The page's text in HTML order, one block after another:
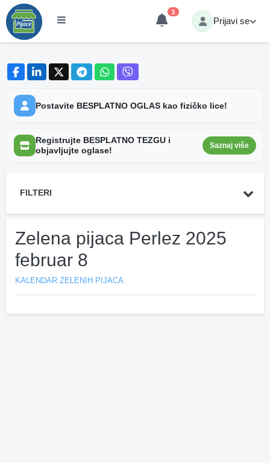
3
Prijavi se
Postavite BESPLATNO OGLAS kao fizičko lice!
Registrujte BESPLATNO TEZGU i
objavljujte oglase!
Saznaj više
FILTERI
Zelena pijaca Perlez 2025
februar 8
KALENDAR ZELENIH PIJACA